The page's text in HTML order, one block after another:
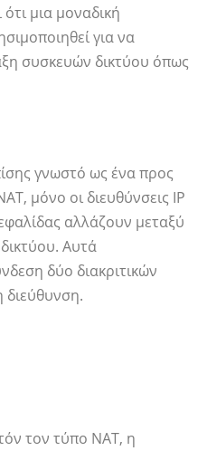
μια μοναδική
για να
συσκευών δικτύου όπως
γνωστό ως ένα προς
μόνο οι διευθύνσεις IP
αλλάζουν μεταξύ
Αυτά
δύο διακριτικών
διεύθυνση.
τον τύπο NAT, η